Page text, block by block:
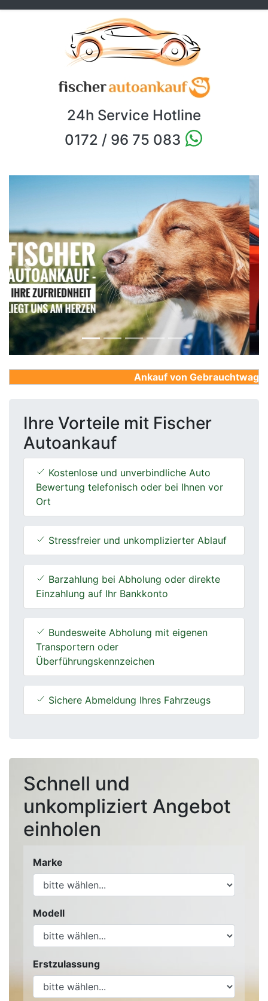
24h Service Hotline
0172 / 96 75 083
Previous Next
Ankauf von
Ihre Vorteile mit Fischer
Autoankauf
Kostenlose und unverbindliche Auto
Bewertung telefonisch oder bei Ihnen vor
Ort
Stressfreier und unkomplizierter Ablauf
Barzahlung bei Abholung oder direkte
Einzahlung auf Ihr Bankkonto
Bundesweite Abholung mit eigenen
Transportern oder
Überführungskennzeichen
Sichere Abmeldung Ihres Fahrzeugs
Schnell und
unkompliziert Angebot
einholen
Marke
Modell
Erstzulassung